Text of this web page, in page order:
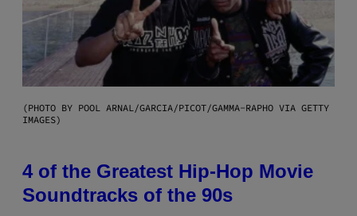
(PHOTO BY POOL ARNAL/GARCIA/PICOT/GAMMA-RAPHO VIA GETTY
IMAGES)
4 of the Greatest Hip-Hop Movie
Soundtracks of the 90s